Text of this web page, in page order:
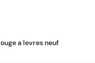
Rouge a levres neuf